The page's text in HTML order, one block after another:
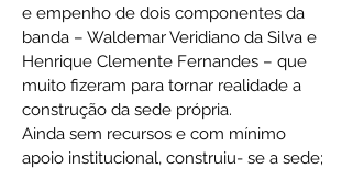
e empenho de dois componentes da
banda – Waldemar Veridiano da Silva e
Henrique Clemente Fernandes – que
muito fizeram para tornar realidade a
construção da sede própria.
Ainda sem recursos e com mínimo
apoio institucional, construiu- se a sede;